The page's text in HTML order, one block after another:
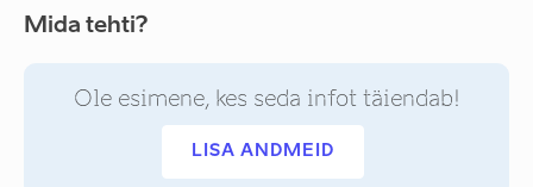
Mida tehti?
Ole esimene, kes seda infot täiendab!
LISA ANDMEID